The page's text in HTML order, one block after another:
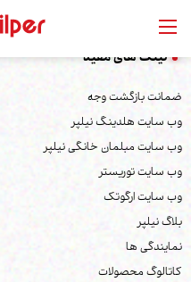
لینک های مفید
ضمانت بازگشت وجه
وب سایت هلدینگ نیلپر
وب سایت مبلمان خانگی نیلپر
وب سایت توریستر
وب سایت ارگوتک
بلاگ نیلپر
نمایندگی ها
کاتالوگ محصولات